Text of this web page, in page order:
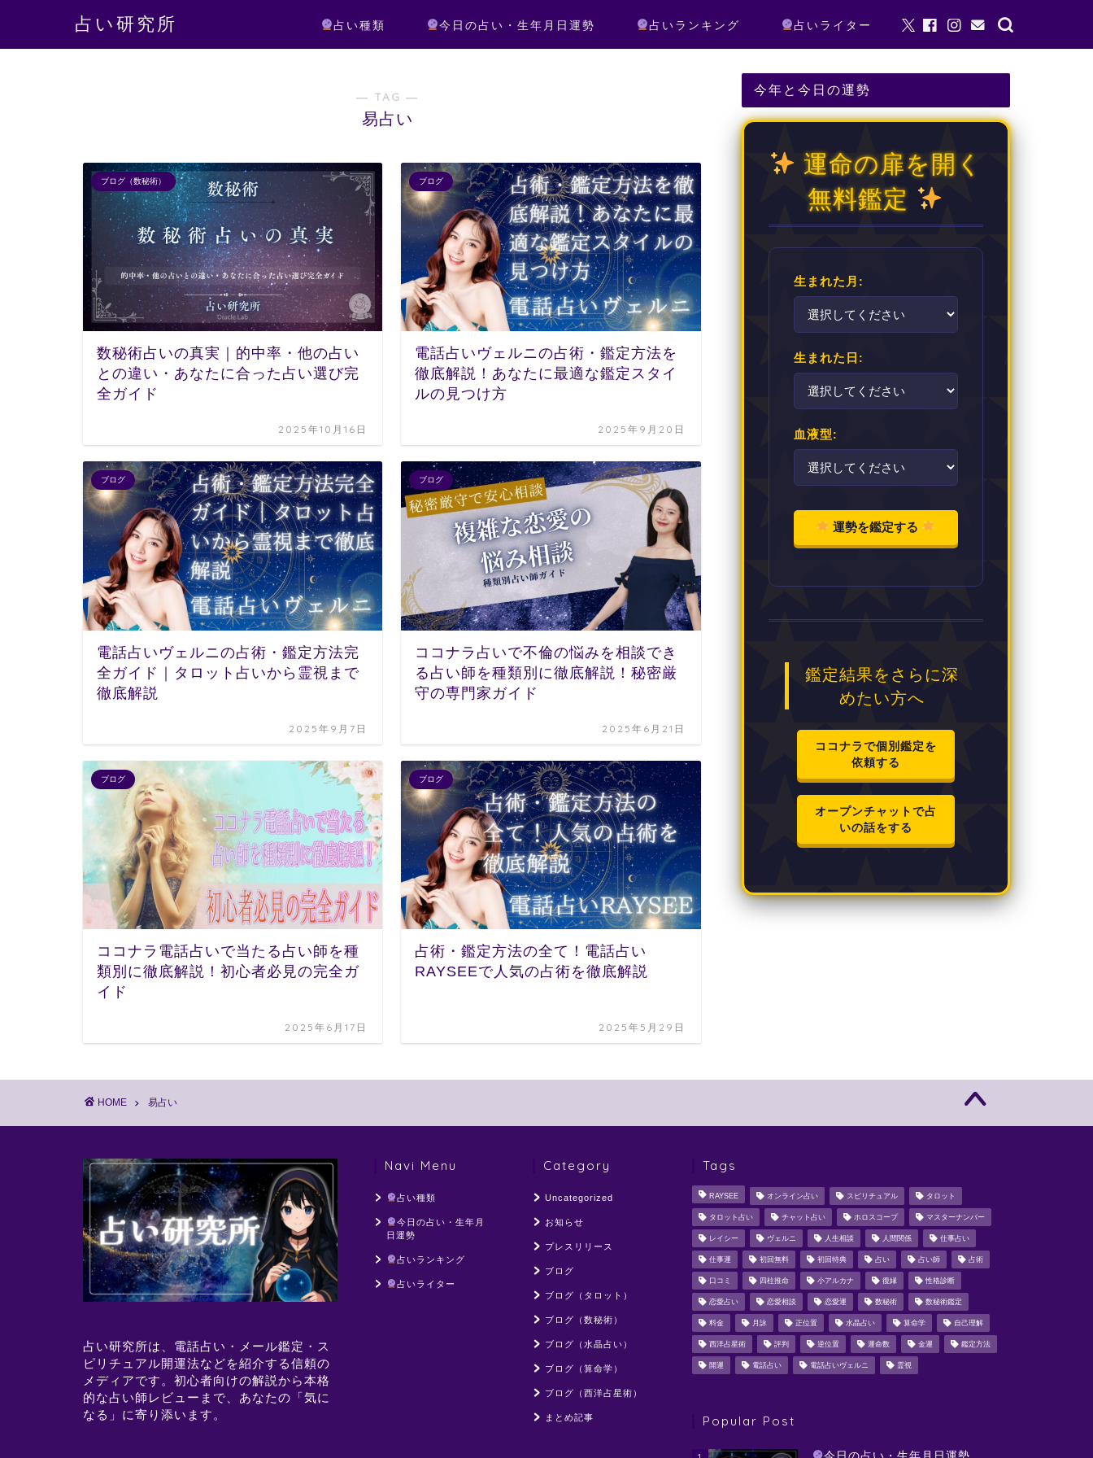
占い研究所 占い種類 今日の占い・生年月日運勢 占いランキング 占いライター
― TAG ―
易占い
ブログ（数秘術）
数秘術占いの真実｜的中率・他の占い
との違い・あなたに合った占い選び完
全ガイド
2025年10月16日
ブログ
電話占いヴェルニの占術・鑑定方法を
徹底解説！あなたに最適な鑑定スタイ
ルの見つけ方
2025年9月20日
ブログ
電話占いヴェルニの占術・鑑定方法完
全ガイド｜タロット占いから霊視まで
徹底解説
2025年9月7日
ブログ
ココナラ占いで不倫の悩みを相談でき
る占い師を種類別に徹底解説！秘密厳
守の専門家ガイド
2025年6月21日
ブログ
ココナラ電話占いで当たる占い師を種
類別に徹底解説！初心者必見の完全ガ
イド
2025年6月17日
ブログ
占術・鑑定方法の全て！電話占い
RAYSEEで人気の占術を徹底解説
2025年5月29日
今年と今日の運勢
運命の扉を開く
無料鑑定
生まれた月:
生まれた日:
血液型:
運勢を鑑定する
鑑定結果をさらに深
めたい方へ
ココナラで個別鑑定を
依頼する
オープンチャットで占
いの話をする
HOME 易占い
占い研究所は、電話占い・メール鑑定・ス
ピリチュアル開運法などを紹介する信頼の
メディアです。初心者向けの解説から本格
的な占い師レビューまで、あなたの「気に
なる」に寄り添います。
Navi Menu
占い種類
今日の占い・生年月
日運勢
占いランキング
占いライター
Category
Uncategorized
お知らせ
プレスリリース
ブログ
ブログ（タロット）
ブログ（数秘術）
ブログ（水晶占い）
ブログ（算命学）
ブログ（西洋占星術）
まとめ記事
Tags
RAYSEE オンライン占い スピリチュアル タロット
タロット占い チャット占い ホロスコープ マスターナンバー
レイシー ヴェルニ 人生相談 人間関係 仕事占い
仕事運 初回無料 初回特典 占い 占い師 占術
口コミ 四柱推命 小アルカナ 復縁 性格診断
恋愛占い 恋愛相談 恋愛運 数秘術 数秘術鑑定
料金 月詠 正位置 水晶占い 算命学 自己理解
西洋占星術 評判 逆位置 運命数 金運 鑑定方法
開運 電話占い 電話占いヴェルニ 霊視
Popular Post